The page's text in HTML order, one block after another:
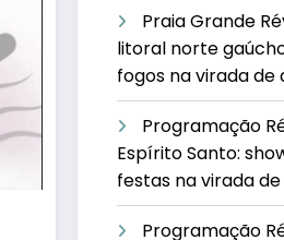
Praia Grande
litoral norte
fogos na virada de
Programação
Espírito Santo:
festas na virada
Programação